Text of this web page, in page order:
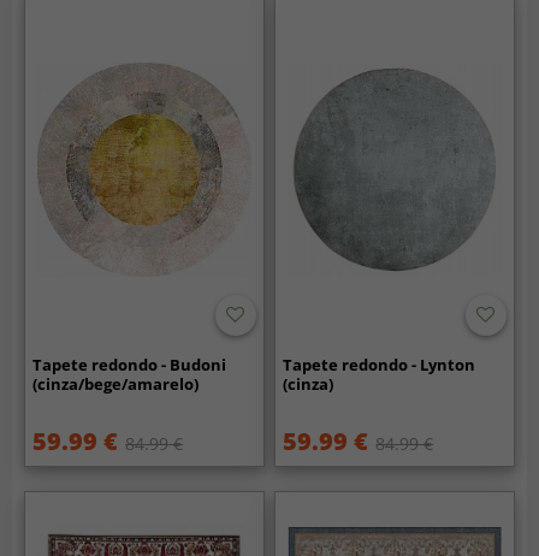
Tapete redondo - Budoni
(cinza/bege/amarelo)
59.99 € 84.99 €
Tapete redondo - Lynton
(cinza)
59.99 € 84.99 €